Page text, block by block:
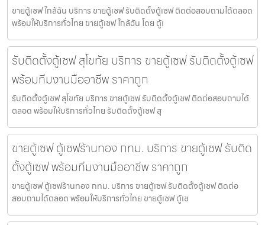
ขายตู้เซฟ ใกล้ฉัน บริการ ขายตู้เซฟ รับติดตั้งตู้เซฟ ติดต่อสอบถามได้ตลอด
พร้อมให้บริการทั่วไทย ขายตู้เซฟ ใกล้ฉัน โดย ตู้เ
รับติดตั้งตู้เซฟ สุโขทัย บริการ ขายตู้เซฟ รับติดตั้งตู้เซฟ
พร้อมทีมงานมืออาชีพ ราคาถูก
รับติดตั้งตู้เซฟ สุโขทัย บริการ ขายตู้เซฟ รับติดตั้งตู้เซฟ ติดต่อสอบถามได้
ตลอด พร้อมให้บริการทั่วไทย รับติดตั้งตู้เซฟ สุ
ขายตู้เซฟ ตู้เซฟร้านทอง กทม. บริการ ขายตู้เซฟ รับติด
ตั้งตู้เซฟ พร้อมทีมงานมืออาชีพ ราคาถูก
ขายตู้เซฟ ตู้เซฟร้านทอง กทม. บริการ ขายตู้เซฟ รับติดตั้งตู้เซฟ ติดต่อ
สอบถามได้ตลอด พร้อมให้บริการทั่วไทย ขายตู้เซฟ ตู้เซ